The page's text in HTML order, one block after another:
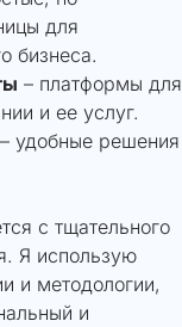
для
бизнеса.
– платформы для
и ее услуг.
– удобные решения
с тщательного
Я использую
и методологии,
и